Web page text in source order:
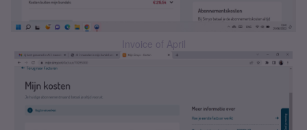
Invoice of April